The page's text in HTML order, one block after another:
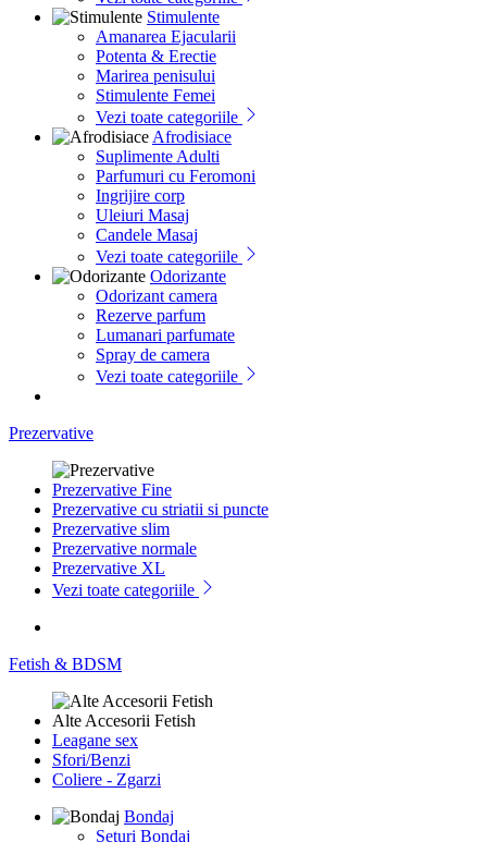
Stimulente
Amanarea Ejacularii
Potenta & Erectie
Marirea penisului
Stimulente Femei
Vezi toate categoriile
Afrodisiace
Suplimente Adulti
Parfumuri cu Feromoni
Ingrijire corp
Uleiuri Masaj
Candele Masaj
Vezi toate categoriile
Odorizante
Odorizant camera
Rezerve parfum
Lumanari parfumate
Spray de camera
Vezi toate categoriile
Prezervative
Prezervative Fine
Prezervative cu striatii si puncte
Prezervative slim
Prezervative normale
Prezervative XL
Vezi toate categoriile
Fetish & BDSM
Alte Accesorii Fetish
Leagane sex
Sfori/Benzi
Coliere - Zgarzi
Bondaj
Seturi Bondaj